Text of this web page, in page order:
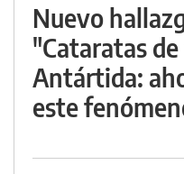
Nuevo
"Cataratas
Antártida:
este